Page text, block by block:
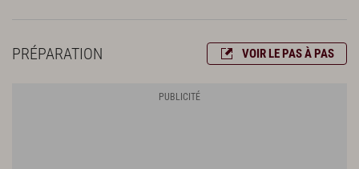
PRÉPARATION VOIR LE PAS À PAS